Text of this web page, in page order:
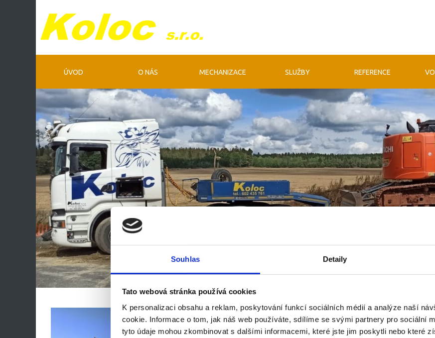
Souhlas Detaily
Tato webová stránka používá cookies
K personalizaci obsahu a reklam, poskytování funkcí sociálních médií a analýze naší
cookie. Informace o tom, jak náš web používáte, sdílíme se svými partnery pro sociální
tyto údaje mohou zkombinovat s dalšími informacemi, které jste jim poskytli nebo které
ÚVOD O NÁS MECHANIZACE SLUŽBY REFERENCE